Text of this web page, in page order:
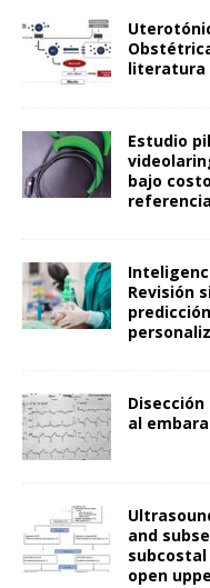
literatura
Estudio
bajo
Revisión
al
and
open